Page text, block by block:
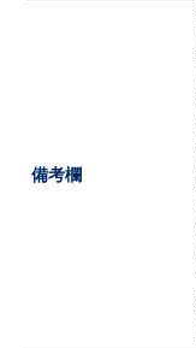
備考欄